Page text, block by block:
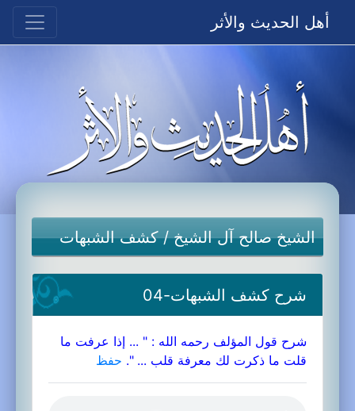
أهل الحديث والأثر
الشيخ صالح آل الشيخ/كشف الشبهات
شرح كشف الشبهات-04
شرح قول المؤلف رحمه الله : " ... إذا عرفت ما
قلت ما ذكرت لك معرفة قلب ... ". حفظ